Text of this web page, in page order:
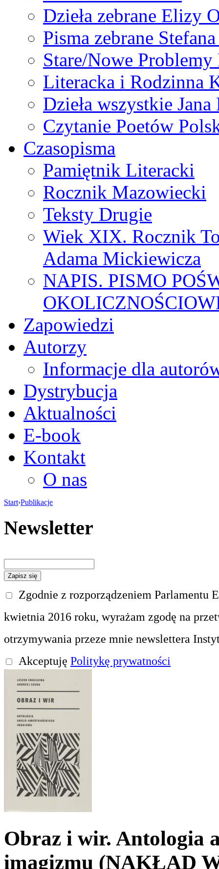
Dzieła zebrane Elizy
Pisma zebrane
Stare/Nowe
Literacka i Rodzinna
Dzieła wszystkie
Czytanie Poetów
Czasopisma
Pamiętnik Literacki
Rocznik Mazowiecki
Teksty Drugie
Wiek XIX. Rocznik
Adama Mickiewicza
NAPIS. PISMO
Zapowiedzi
Autorzy
Informacje dla
Dystrybucja
Aktualności
E-book
Kontakt
O nas
Start›Publikacje
Newsletter
Zgodnie z rozporządzeniem Parlamentu
kwietnia 2016 roku, wyrażam zgodę na
otrzymywania przeze mnie newslettera
Akceptuję Politykę prywatności
Obraz i wir. Antologia
imagizmu (NAKŁAD